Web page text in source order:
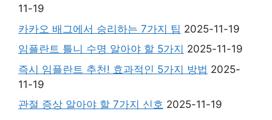
11-19
카카오 배그에서 승리하는 7가지 팁 2025-11-19
임플란트 틀니 수명 알아야 할 5가지 2025-11-19
즉시 임플란트 추천! 효과적인 5가지 방법 2025-
11-19
관절 증상 알아야 할 7가지 신호 2025-11-19